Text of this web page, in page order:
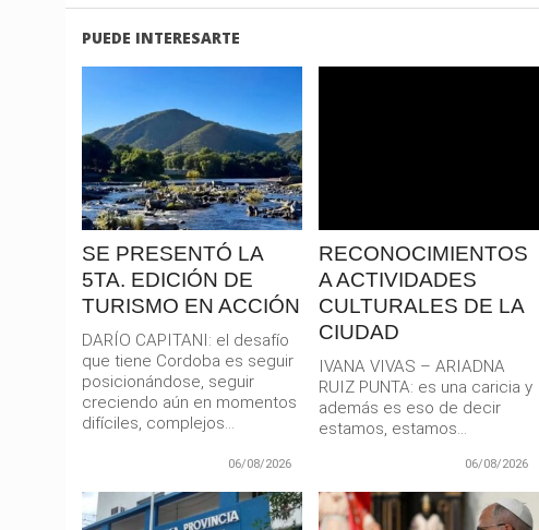
PUEDE INTERESARTE
LEER
MAS
SE PRESENTÓ LA
5TA. EDICIÓN DE
TURISMO EN ACCIÓN
DARÍO CAPITANI: el desafío
que tiene Cordoba es seguir
posicionándose, seguir
creciendo aún en momentos
difíciles, complejos...
06/08/2026
RECONOCIMIENTOS
A ACTIVIDADES
CULTURALES DE LA
CIUDAD
IVANA VIVAS – ARIADNA
RUIZ PUNTA: es una caricia y
además es eso de decir
estamos, estamos...
06/08/2026